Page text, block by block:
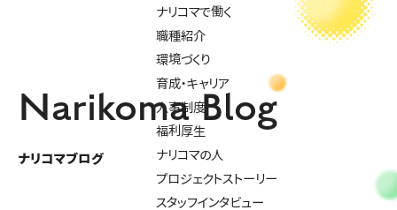
ナリコマで働く
職種紹介
環境づくり
育成・キャリア
人事制度
福利厚生
ナリコマの人
プロジェクトストーリー
スタッフインタビュー
Narikoma Blog
ナリコマブログ